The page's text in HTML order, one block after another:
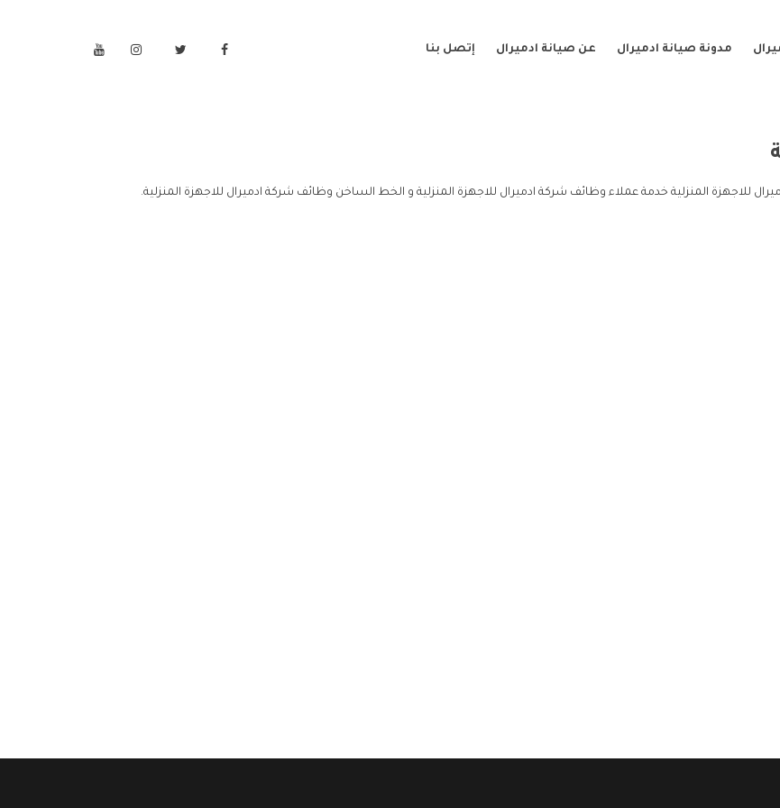
مدونة صيانة ادميرال عن صيانة ادميرال إتصل بنا
للاجهزة المنزلية خدمة عملاء وظائف شركة ادميرال للاجهزة المنزلية و الخط الساخن وظائف شركة ادميرال للاجهزة المنزلية.